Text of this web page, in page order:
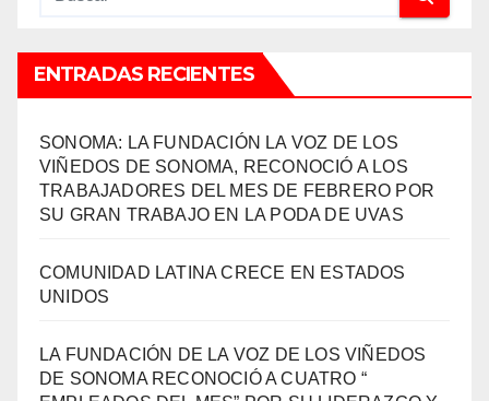
ENTRADAS RECIENTES
SONOMA: LA FUNDACIÓN LA VOZ DE LOS
VIÑEDOS DE SONOMA, RECONOCIÓ A LOS
TRABAJADORES DEL MES DE FEBRERO POR
SU GRAN TRABAJO EN LA PODA DE UVAS
COMUNIDAD LATINA CRECE EN ESTADOS
UNIDOS
LA FUNDACIÓN DE LA VOZ DE LOS VIÑEDOS
DE SONOMA RECONOCIÓ A CUATRO “